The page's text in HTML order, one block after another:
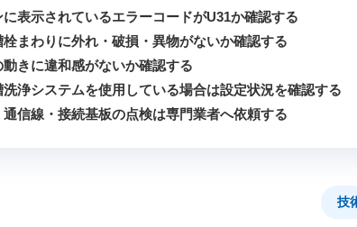
に表示されているエラーコードがU31か確認する
栓まわりに外れ・破損・異物がないか確認する
動きに違和感がないか確認する
洗浄システムを使用している場合は設定状況を確認する
通信線・接続基板の点検は専門業者へ依頼する
技